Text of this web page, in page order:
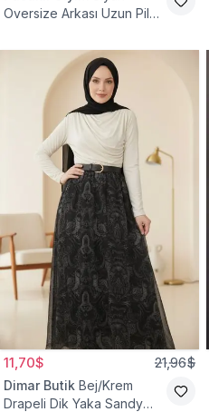
Oversize Arkası Uzun Pileli
11,70$ 21,96$
Dimar Butik Bej/Krem
Drapeli Dik Yaka Sandy